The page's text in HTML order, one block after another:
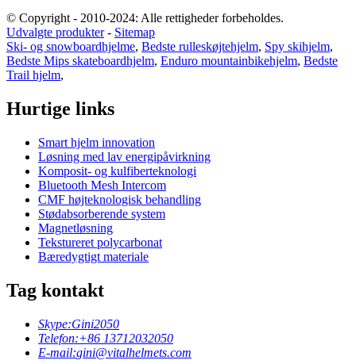
© Copyright - 2010-2024: Alle rettigheder forbeholdes.
Udvalgte produkter- Sitemap
Ski- og snowboardhjelme, Bedste rulleskøjtehjelm, Spy skihjelm,
Bedste Mips skateboardhjelm, Enduro mountainbikehjelm, Bedste
Trail hjelm,
Hurtige links
Smart hjelm innovation
Løsning med lav energipåvirkning
Komposit- og kulfiberteknologi
Bluetooth Mesh Intercom
CMF højteknologisk behandling
Stødabsorberende system
Magnetløsning
Tekstureret polycarbonat
Bæredygtigt materiale
Tag kontakt
Skype:Gini2050
Telefon:+86 13712032050
E-mail:gini@vitalhelmets.com